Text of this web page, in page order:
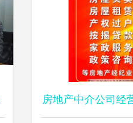
房地产中介公司经